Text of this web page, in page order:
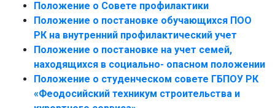
Положение о Совете профилактики
Положение о постановке обучающихся ПОО
РК на внутренний профилактический учет
Положение о постановке на учет семей,
находящихся в социально- опасном положении
Положение о студенческом совете ГБПОУ РК
«Феодосийский техникум строительства и